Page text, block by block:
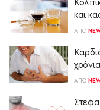
και
ΑΠΌ
ΑΠΌ